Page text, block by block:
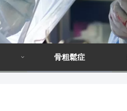
骨粗鬆症